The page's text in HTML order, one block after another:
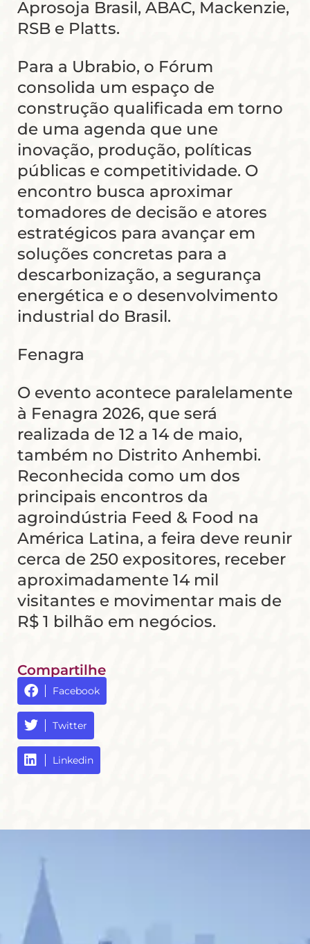
Aprosoja Brasil, ABAC, Mackenzie,
RSB e Platts.
Para a Ubrabio, o Fórum
consolida um espaço de
construção qualificada em torno
de uma agenda que une
inovação, produção, políticas
públicas e competitividade. O
encontro busca aproximar
tomadores de decisão e atores
estratégicos para avançar em
soluções concretas para a
descarbonização, a segurança
energética e o desenvolvimento
industrial do Brasil.
Fenagra
O evento acontece paralelamente
à Fenagra 2026, que será
realizada de 12 a 14 de maio,
também no Distrito Anhembi.
Reconhecida como um dos
principais encontros da
agroindústria Feed & Food na
América Latina, a feira deve reunir
cerca de 250 expositores, receber
aproximadamente 14 mil
visitantes e movimentar mais de
R$ 1 bilhão em negócios.
Compartilhe
Facebook
Twitter
Linkedin